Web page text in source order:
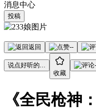
消息中心
投稿
返回 --
说点好听的...
收藏
《全民枪神